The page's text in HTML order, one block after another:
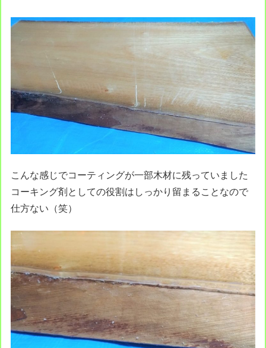
こんな感じでコーティングが一部木材に残っていました
コーキング剤としての役割はしっかり留まることなので
仕方ない（笑）